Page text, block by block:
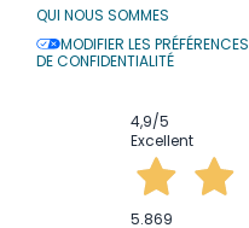
QUI NOUS SOMMES
MODIFIER LES PRÉFÉRENCES
DE CONFIDENTIALITÉ
4,9/5
Excellent
5.869